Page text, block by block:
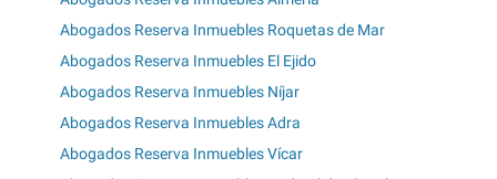
Abogados Reserva Inmuebles Roquetas de Mar
Abogados Reserva Inmuebles El Ejido
Abogados Reserva Inmuebles Níjar
Abogados Reserva Inmuebles Adra
Abogados Reserva Inmuebles Vícar